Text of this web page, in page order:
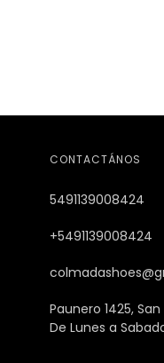
CONTACTÁNOS
5491139008424
+5491139008424
Paunero 1425,
De Lunes a